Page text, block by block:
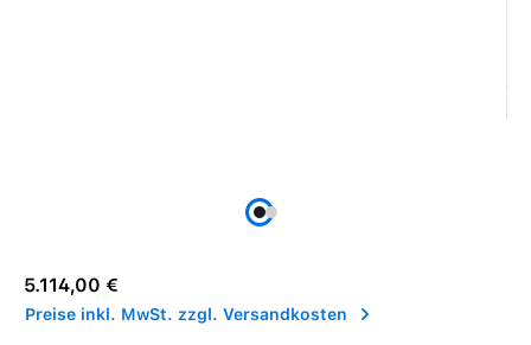
Regulärer Preis:
5.114,00 €
Preise inkl. MwSt. zzgl. Versandkosten